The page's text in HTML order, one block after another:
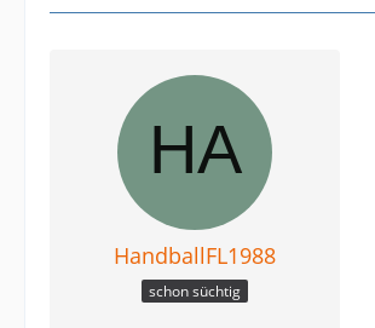
HandballFL1988
schon süchtig